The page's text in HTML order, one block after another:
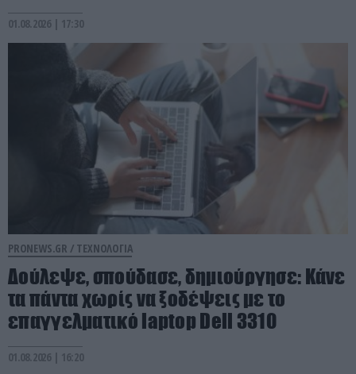
01.08.2026 | 17:30
PRONEWS.GR / ΤΕΧΝΟΛΟΓΙΑ
Δούλεψε, σπούδασε, δημιούργησε: Kάνε
τα πάντα χωρίς να ξοδέψεις με το
επαγγελματικό laptop Dell 3310
01.08.2026 | 16:20